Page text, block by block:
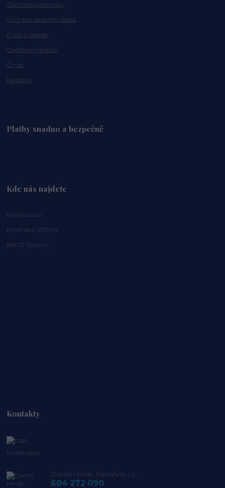
Obchodní podmínky
Ochrana osobních údajů
Práce s cookies
Ověřování recenzí
O nás
Kontakty
Platby snadno a bezpečně
Kde nás najdete
Ramaco s.r.o.
Brněnská 3797/29
669 02 Znojmo
Kontakty
Rainshop.cz
Daniel Havlík, Rainshop.cz
604 272 090